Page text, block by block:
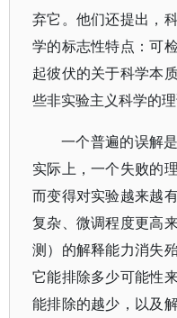
弃它。他们还提出，
学的标志性特点：可
起彼伏的关于科学本
些非实验主义科学的理
一个普遍的误解
实际上，一个失败的
而变得对实验越来越
复杂、微调程度更高
测）的解释能力消失
它能排除多少可能性
能排除的越少，以及